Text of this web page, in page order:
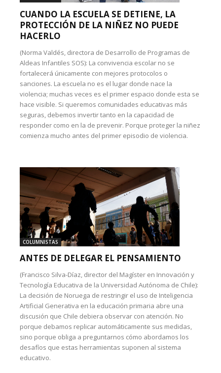
CUANDO LA ESCUELA SE DETIENE, LA
PROTECCIÓN DE LA NIÑEZ NO PUEDE
HACERLO
(Norma Valdés, directora de Desarrollo de Programas de
Aldeas Infantiles SOS): La convivencia escolar no se
fortalecerá únicamente con mejores protocolos o
sanciones. La escuela no es el lugar donde nace la
violencia; muchas veces es el primer espacio donde esta se
hace visible. Si queremos comunidades educativas más
seguras, debemos invertir tanto en la capacidad de
responder como en la de prevenir. Porque proteger la niñez
comienza mucho antes del primer episodio de violencia.
COLUMNISTAS
ANTES DE DELEGAR EL PENSAMIENTO
(Francisco Silva-Díaz, director del Magíster en Innovación y
Tecnología Educativa de la Universidad Autónoma de Chile):
La decisión de Noruega de restringir el uso de Inteligencia
Artificial Generativa en la educación primaria abre una
discusión que Chile debiera observar con atención. No
porque debamos replicar automáticamente sus medidas,
sino porque obliga a preguntarnos cómo abordamos los
desafíos que estas herramientas suponen al sistema
educativo.